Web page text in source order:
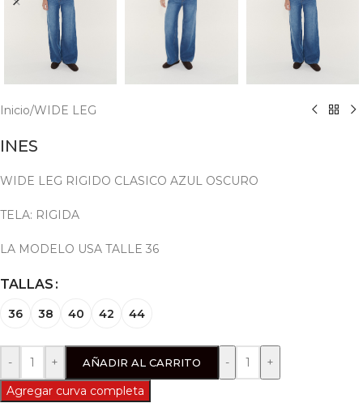
Inicio/WIDE LEG
INES
WIDE LEG RIGIDO CLASICO AZUL OSCURO
TELA: RIGIDA
LA MODELO USA TALLE 36
TALLAS
36 38 40 42 44
- + AÑADIR AL CARRITO
Agregar curva completa